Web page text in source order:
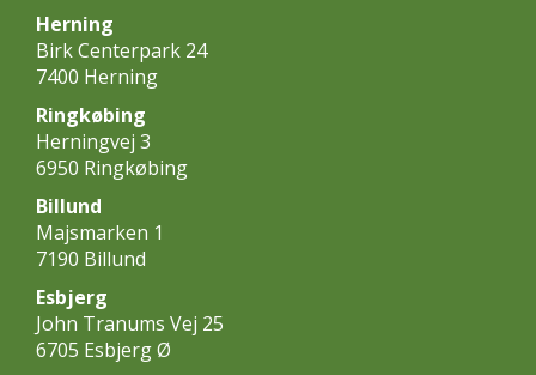
Herning
Birk Centerpark 24
7400 Herning
Ringkøbing
Herningvej 3
6950 Ringkøbing
Billund
Majsmarken 1
7190 Billund
Esbjerg
John Tranums Vej 25
6705 Esbjerg Ø